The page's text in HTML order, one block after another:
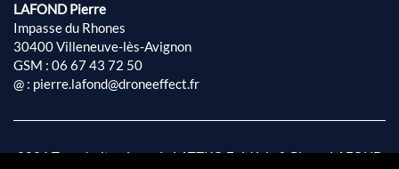
LAFOND Pierre
Impasse du Rhones
30400 Villeneuve-lès-Avignon
GSM : 06 67 43 72 50
@ : pierre.lafond@droneeffect.fr
2026 Tous droits réservés LATZKO Frédéric & Pierre LAFOND